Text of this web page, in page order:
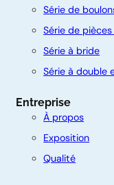
Série de
Série de
Série à bride
Série à double
Entreprise
À propos
Exposition
Qualité